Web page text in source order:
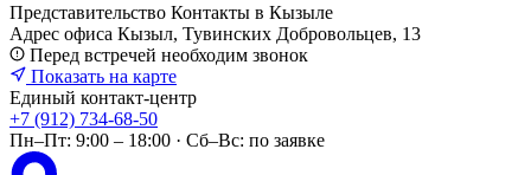
Представительство Контакты в Кызыле
Адрес офиса Кызыл, ​Тувинских Добровольцев, 13
Перед встречей необходим звонок
Показать на карте
Единый контакт-центр
+7 (912) 734-68-50
Пн–Пт: 9:00 – 18:00 · Сб–Вс: по заявке